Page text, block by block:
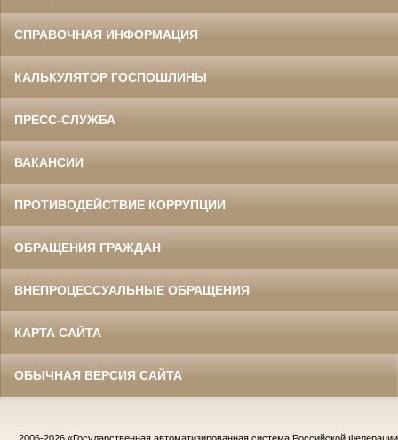
СПРАВОЧНАЯ ИНФОРМАЦИЯ
КАЛЬКУЛЯТОР ГОСПОШЛИНЫ
ПРЕСС-СЛУЖБА
ВАКАНСИИ
ПРОТИВОДЕЙСТВИЕ КОРРУПЦИИ
ОБРАЩЕНИЯ ГРАЖДАН
ВНЕПРОЦЕССУАЛЬНЫЕ ОБРАЩЕНИЯ
КАРТА САЙТА
ОБЫЧНАЯ ВЕРСИЯ САЙТА